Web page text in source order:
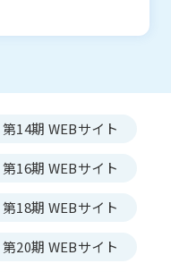
報告
委員会
第14期 WEBサイト
第16期 WEBサイト
第18期 WEBサイト
第20期 WEBサイト